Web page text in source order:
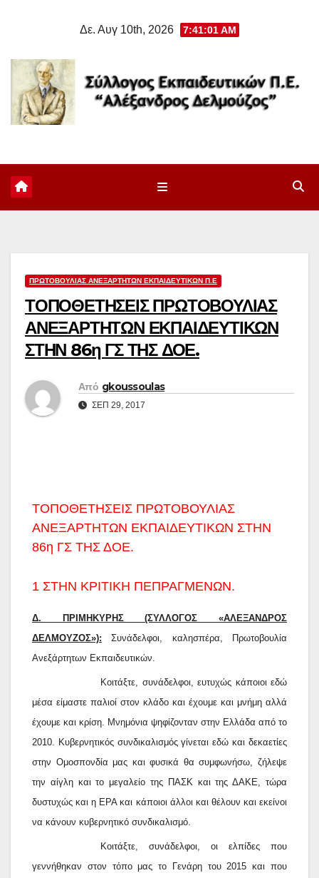
Δε. Αυγ 10th, 2026 7:41:02 AM
ΠΡΩΤΟΒΟΥΛΊΑΣ ΑΝΕΞΆΡΤΗΤΩΝ ΕΚΠΑΙΔΕΥΤΙΚΏΝ Π.Ε
ΤΟΠΟΘΕΤΗΣΕΙΣ ΠΡΩΤΟΒΟΥΛΙΑΣ
ΑΝΕΞΑΡΤΗΤΩΝ ΕΚΠΑΙΔΕΥΤΙΚΩΝ
ΣΤΗΝ 86η ΓΣ ΤΗΣ ΔΟΕ.
Από gkoussoulas
ΣΕΠ 29, 2017
ΤΟΠΟΘΕΤΗΣΕΙΣ ΠΡΩΤΟΒΟΥΛΙΑΣ
ΑΝΕΞΑΡΤΗΤΩΝ ΕΚΠΑΙΔΕΥΤΙΚΩΝ ΣΤΗΝ
86η ΓΣ ΤΗΣ ΔΟΕ.
1 ΣΤΗΝ ΚΡΙΤΙΚΗ ΠΕΠΡΑΓΜΕΝΩΝ.
Δ. ΠΡΙΜΗΚΥΡΗΣ (ΣΥΛΛΟΓΟΣ «ΑΛΕΞΑΝΔΡΟΣ
ΔΕΛΜΟΥΖΟΣ»): Συνάδελφοι, καλησπέρα, Πρωτοβουλία
Ανεξάρτητων Εκπαιδευτικών.
Κοιτάξτε, συνάδελφοι, ευτυχώς κάποιοι εδώ
μέσα είμαστε παλιοί στον κλάδο και έχουμε και μνήμη αλλά
έχουμε και κρίση. Μνημόνια ψηφίζονταν στην Ελλάδα από το
2010. Κυβερνητικός συνδικαλισμός γίνεται εδώ και δεκαετίες
στην Ομοσπονδία μας και φυσικά θα συμφωνήσω, ζήλεψε
την αίγλη και το μεγαλείο της ΠΑΣΚ και της ΔΑΚΕ, τώρα
δυστυχώς και η ΕΡΑ και κάποιοι άλλοι και θέλουν και εκείνοι
να κάνουν κυβερνητικό συνδικαλισμό.
Κοιτάξτε, συνάδελφοι, οι ελπίδες που
γεννήθηκαν στον τόπο μας το Γενάρη του 2015 και που